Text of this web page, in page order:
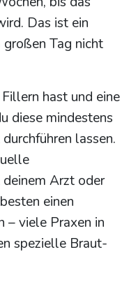
Das ist ein
großen Tag nicht
hast und eine
diese mindestens
lassen.
Arzt oder
einen
– viele Praxen in
spezielle Braut-